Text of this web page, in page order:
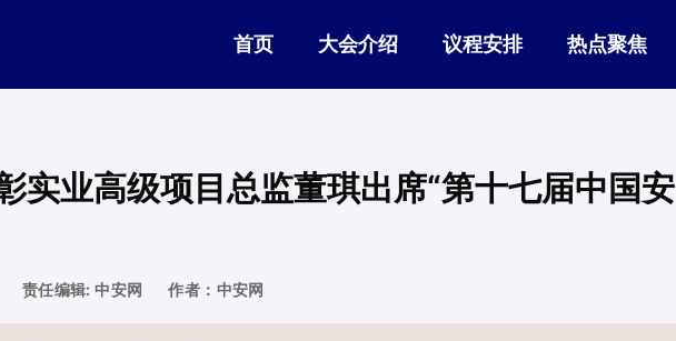
首页 大会介绍 议程安排 热点聚焦
实业高级项目总监董琪出席“第十七届中国安
责任编辑: 中安网 作者：中安网